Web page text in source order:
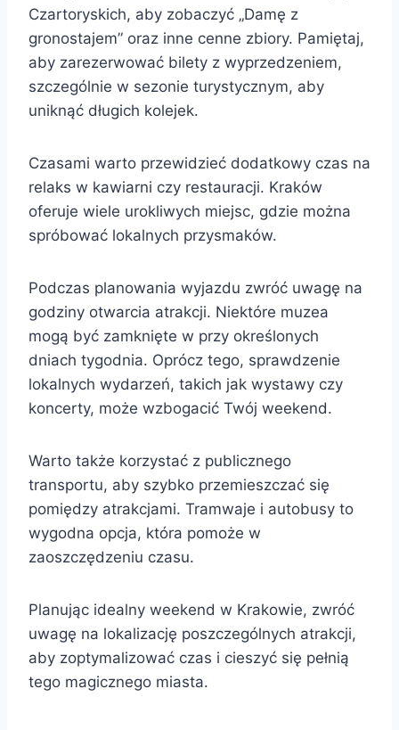
Czartoryskich, aby zobaczyć „Damę z
gronostajem” oraz inne cenne zbiory. Pamiętaj,
aby zarezerwować bilety z wyprzedzeniem,
szczególnie w sezonie turystycznym, aby
uniknąć długich kolejek.
Czasami warto przewidzieć dodatkowy czas na
relaks w kawiarni czy restauracji. Kraków
oferuje wiele urokliwych miejsc, gdzie można
spróbować lokalnych przysmaków.
Podczas planowania wyjazdu zwróć uwagę na
godziny otwarcia atrakcji. Niektóre muzea
mogą być zamknięte w przy określonych
dniach tygodnia. Oprócz tego, sprawdzenie
lokalnych wydarzeń, takich jak wystawy czy
koncerty, może wzbogacić Twój weekend.
Warto także korzystać z publicznego
transportu, aby szybko przemieszczać się
pomiędzy atrakcjami. Tramwaje i autobusy to
wygodna opcja, która pomoże w
zaoszczędzeniu czasu.
Planując idealny weekend w Krakowie, zwróć
uwagę na lokalizację poszczególnych atrakcji,
aby zoptymalizować czas i cieszyć się pełnią
tego magicznego miasta.